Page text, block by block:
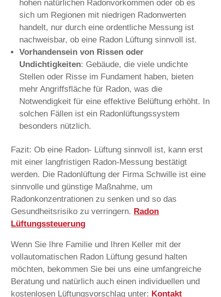
hohen natürlichen Radonvorkommen oder ob es
sich um Regionen mit niedrigen Radonwerten
handelt, nur durch eine ordentliche Messung ist
nachweisbar, ob eine Radon Lüftung sinnvoll ist.
Vorhandensein von Rissen oder
Undichtigkeiten: Gebäude, die viele undichte
Stellen oder Risse im Fundament haben, bieten
mehr Angriffsfläche für Radon, was die
Notwendigkeit für eine effektive Belüftung erhöht. In
solchen Fällen ist ein Radonlüftungssystem
besonders nützlich.
Fazit: Ob eine Radon- Lüftung sinnvoll ist, kann erst
mit einer langfristigen Radon-Messung bestätigt
werden. Die Radonlüftung der Firma Schwille ist eine
sinnvolle und günstige Maßnahme, um
Radonkonzentrationen zu senken und so das
Gesundheitsrisiko zu verringern. Radon
Lüftungssteuerung
Wenn Sie Ihre Familie und Ihren Keller mit der
vollautomatischen Radon Lüftung gesund halten
möchten, bekommen Sie bei uns eine umfangreiche
Beratung und natürlich auch einen individuellen und
kostenlosen Lüftungsvorschlag unter: Kontakt